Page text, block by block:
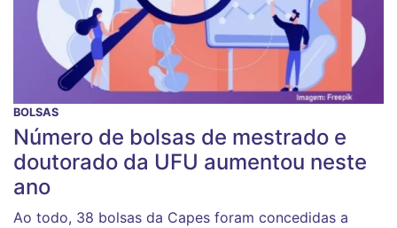
BOLSAS
Número de bolsas de mestrado e
doutorado da UFU aumentou neste
ano
Ao todo, 38 bolsas da Capes foram concedidas a